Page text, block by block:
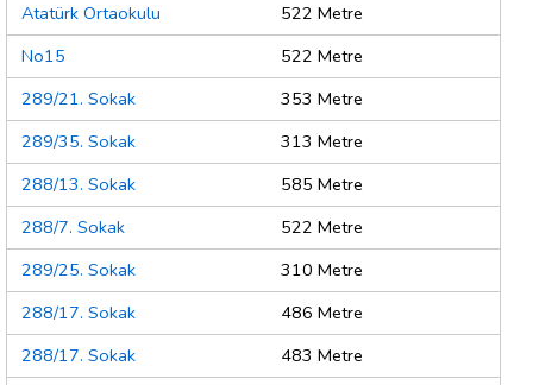
Atatürk Ortaokulu
522 Metre
No15
522 Metre
289/21. Sokak
353 Metre
289/35. Sokak
313 Metre
288/13. Sokak
585 Metre
288/7. Sokak
522 Metre
289/25. Sokak
310 Metre
288/17. Sokak
486 Metre
288/17. Sokak
483 Metre